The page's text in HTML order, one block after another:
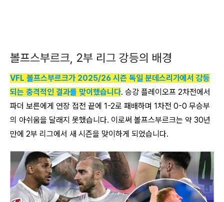
볼프스부르크, 2부 리그 강등의 배경
VFL 볼프스부르크가 2025/26 시즌 독일 분데스리가에서 강등
되는 충격적인 결과를 맞이했습니다. 승강 플레이오프 2차전에서
파더 보른에게 연장 접전 끝에 1-2로 패배하며 1차전 0-0 무승부
의 아쉬움을 달래지 못했습니다. 이로써 볼프스부르크는 약 30년
만에 2부 리그에서 새 시즌을 맞이하게 되었습니다.